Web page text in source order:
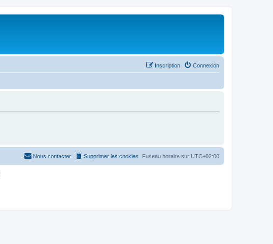
Connexion
Inscription
Fuseau horaire sur UTC+02:00
Supprimer les cookies
Nous contacter